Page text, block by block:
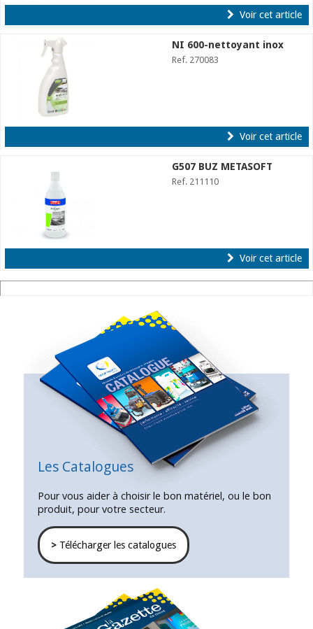
Voir cet article
NI 600-nettoyant inox
Ref. 270083
Voir cet article
G507 BUZ METASOFT
Ref. 211110
Voir cet article
Les Catalogues
Pour vous aider à choisir le bon matériel, ou le bon
produit, pour votre secteur.
>Télécharger les catalogues